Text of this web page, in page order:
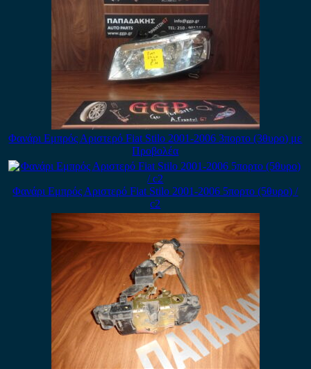
Φανάρι Εμπρός Αριστερό Fiat Stilo 2001-2006 3πορτο (3θυρο) με
Προβολέα
Φανάρι Εμπρός Αριστερό Fiat Stilo 2001-2006 5πορτο (5θυρο) /
c2